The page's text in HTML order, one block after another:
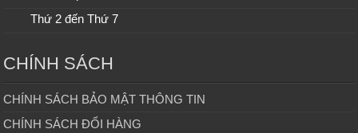
Thứ 2 đến Thứ 7
CHÍNH SÁCH
CHÍNH SÁCH BẢO MẬT THÔNG TIN
CHÍNH SÁCH ĐỔI HÀNG